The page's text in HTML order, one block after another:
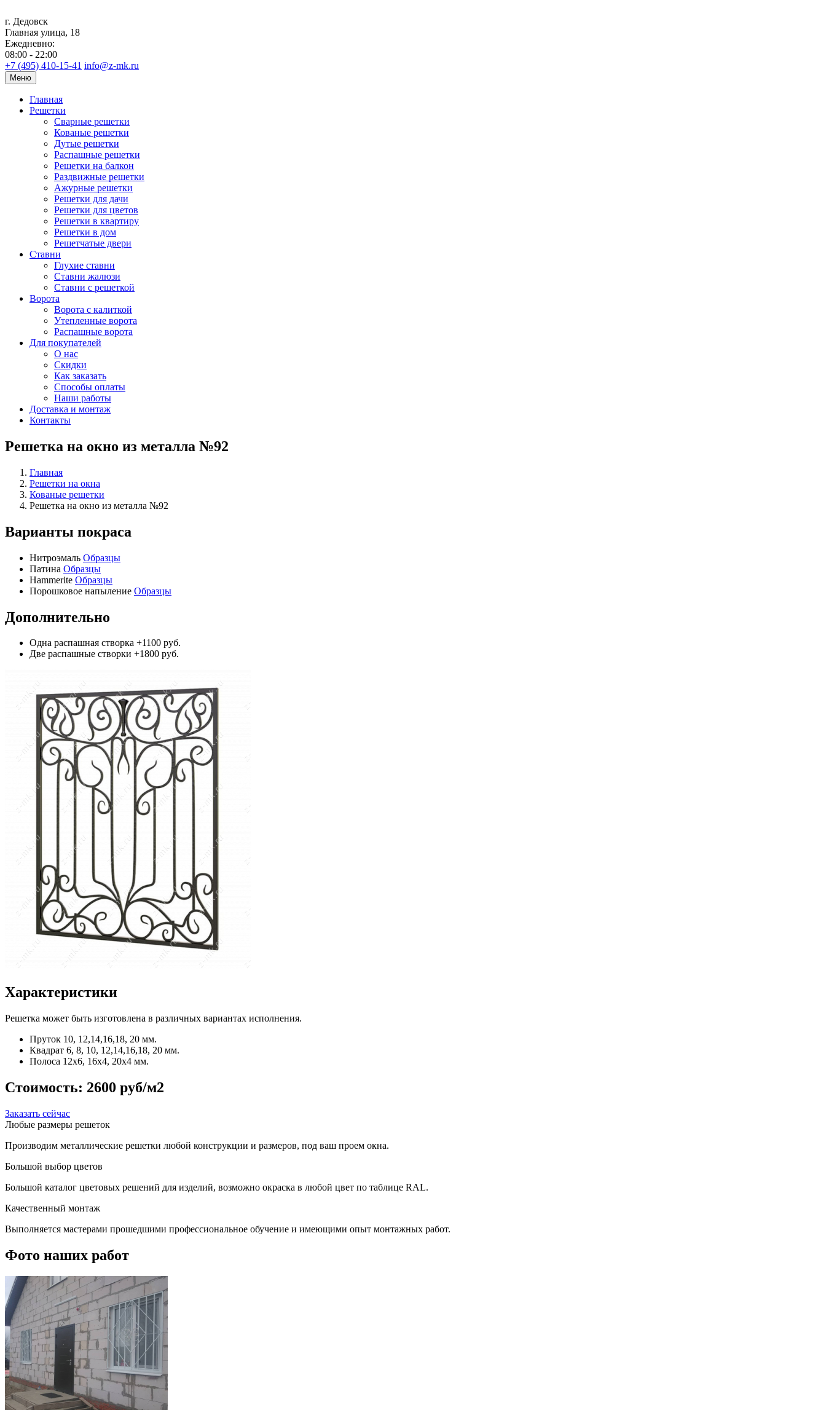
г. Дедовск
Главная улица, 18
Ежедневно:
08:00 - 22:00
+7 (495) 410-15-41 info@z-mk.ru
Меню
Главная
Решетки
Сварные решетки
Кованые решетки
Дутые решетки
Распашные решетки
Решетки на балкон
Раздвижные решетки
Ажурные решетки
Решетки для дачи
Решетки для цветов
Решетки в квартиру
Решетки в дом
Решетчатые двери
Ставни
Глухие ставни
Ставни жалюзи
Ставни с решеткой
Ворота
Ворота с калиткой
Утепленные ворота
Распашные ворота
Для покупателей
О нас
Скидки
Как заказать
Способы оплаты
Наши работы
Доставка и монтаж
Контакты
Решетка на окно из металла №92
Главная
Решетки на окна
Кованые решетки
Решетка на окно из металла №92
Варианты покраса
Нитроэмаль Образцы
Патина Образцы
Hammerite Образцы
Порошковое напыление Образцы
Дополнительно
Одна распашная створка +1100 руб.
Две распашные створки +1800 руб.
Характеристики
Решетка может быть изготовлена в различных вариантах исполнения.
Пруток 10, 12,14,16,18, 20 мм.
Квадрат 6, 8, 10, 12,14,16,18, 20 мм.
Полоса 12x6, 16x4, 20x4 мм.
Стоимость: 2600 руб/м2
Заказать сейчас
Любые размеры решеток
Производим металлические решетки любой конструкции и размеров, под ваш проем окна.
Большой выбор цветов
Большой каталог цветовых решений для изделий, возможно окраска в любой цвет по таблице RAL.
Качественный монтаж
Выполняется мастерами прошедшими профессиональное обучение и имеющими опыт монтажных работ.
Фото наших работ